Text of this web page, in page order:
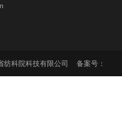
纺科院科技有限公司 备案号：